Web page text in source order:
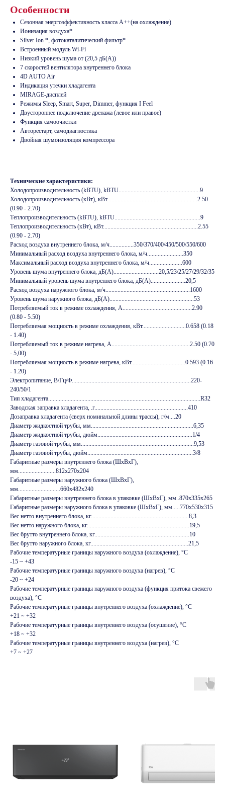
Особенности
Сезонная энергоэффективность класса А++(на охлаждение)
Ионизация воздуха*
Silver Ion *, фотокаталитический фильтр*
Встроенный модуль Wi-Fi
Низкий уровень шума от (20,5 дБ(А))
7 скоростей вентилятора внутреннего блока
4D AUTO Air
Индикация утечки хладагента
MIRAGE-дисплей
Режимы Sleep, Smart, Super, Dimmer, функция I Feel
Двустороннее подключение дренажа (левое или правое)
Функция самоочистки
Авторестарт, самодиагностика
Двойная шумоизоляция компрессора
Технические характеристики:
Холодопроизводительность (kBTU), kBTU......................................................9
Холодопроизводительность (кВт), кВт............................................................2.50
(0.90 - 2.70)
Теплопроизводительность (kBTU), kBTU.........................................................9
Теплопроизводительность (кВт), кВт...............................................................2.55
(0.90 - 2.70)
Расход воздуха внутреннего блока, м/ч................350/370/400/450/500/550/600
Минимальный расход воздуха внутреннего блока, м/ч........................350
Максимальный расход воздуха внутреннего блока, м/ч......................600
Уровень шума внутреннего блока, дБ(А)..............................20,5/23/25/27/29/32/35
Минимальный уровень шума внутреннего блока, дБ(А).......................20,5
Расход воздуха наружного блока, м/ч........................................................1600
Уровень шума наружного блока, дБ(А)........................................................53
Потребляемый ток в режиме охлаждения, А..............................................2.90
(0.80 - 5.50)
Потребляемая мощность в режиме охлаждения, кВт.............................0.658 (0.18
- 1.40)
Потребляемый ток в режиме нагрева, А....................................................2.50 (0.70
- 5,00)
Потребляемая мощность в режиме нагрева, кВт....................................0.593 (0.16
- 1.20)
Электропитание, В/Гц/Ф...............................................................................220-
240/50/1
Тип хладагента.....................................................................................................R32
Заводская заправка хладагента, .г..............................................................410
Дозаправка хладагента (сверх номинальной длины трассы), г/м....20
Диаметр жидкостной трубы, мм....................................................................6,35
Диаметр жидкостной трубы, дюйм...............................................................1/4
Диаметр газовой трубы, мм...........................................................................9,53
Диаметр газовой трубы, дюйм......................................................................3/8
Габаритные размеры внутреннего блока (ШxВxГ),
мм.........................812x270x204
Габаритные размеры наружного блока (ШxВxГ),
мм............................660x482x240
Габаритные размеры внутреннего блока в упаковке (ШxВxГ), мм..870x335x265
Габаритные размеры наружного блока в упаковке (ШxВxГ), мм.....770x530x315
Вес нетто внутреннего блока, кг.................................................................8,3
Вес нетто наружного блока, кг....................................................................19,5
Вес брутто внутреннего блока, кг...............................................................10
Вес брутто наружного блока, кг.................................................................21,5
Рабочие температурные границы наружного воздуха (охлаждение), °C
-15 ~ +43
Рабочие температурные границы наружного воздуха (нагрев), °C
-20 ~ +24
Рабочие температурные границы наружного воздуха (функция притока свежего
воздуха), °C
Рабочие температурные границы внутреннего воздуха (охлаждение), °C
+21 ~ +32
Рабочие температурные границы внутреннего воздуха (осушение), °C
+18 ~ +32
Рабочие температурные границы внутреннего воздуха (нагрев), °C
+7 ~ +27